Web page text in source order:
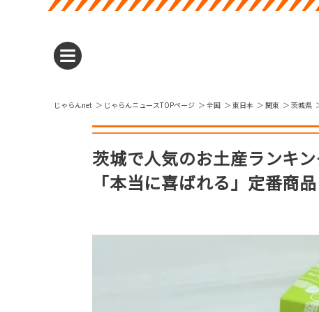
じゃらんnet じゃらんニュースTOPページ 全国 東日本 関東 茨城県
茨城で人気のお土産ランキ
「本当に喜ばれる」定番商